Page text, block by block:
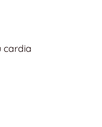
cardia